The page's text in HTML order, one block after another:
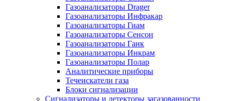
Газоанализаторы Drager
Газоанализаторы Инфракар
Газоанализаторы Гиам
Газоанализаторы Сенсон
Газоанализаторы Ганк
Газоанализаторы Инкрам
Газоанализаторы Полар
Аналитические приборы
Течеискатели газа
Блоки сигнализации
Сигнализаторы и детекторы загазованности